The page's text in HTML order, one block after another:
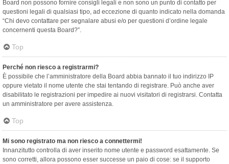
Board non possono fornire consigli legali e non sono un punto di contatto per
questioni legali di qualsiasi tipo, ad eccezione di quanto indicato nella domanda
“Chi devo contattare per segnalare abusi e/o per questioni d’ordine legale
concernenti questa Board?”.
Top
Perché non riesco a registrarmi?
È possibile che l’amministratore della Board abbia bannato il tuo indirizzo IP
oppure vietato il nome utente che stai tentando di registrare. Può anche aver
disabilitato le registrazioni per impedire ai nuovi visitatori di registrarsi. Contatta
un amministratore per avere assistenza.
Top
Mi sono registrato ma non riesco a connettermi!
Innanzitutto controlla di aver inserito nome utente e password esattamente. Se
sono corretti, allora possono esser successe un paio di cose: se il supporto